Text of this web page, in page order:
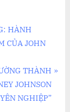
HÀNH
CỦA JOHN
THÀNH
JOHNSON
NGHIỆP”